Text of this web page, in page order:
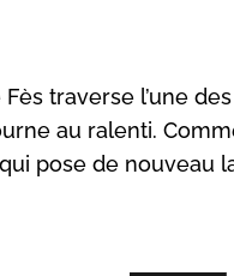
traverse l’une
au ralenti.
pose de nouveau